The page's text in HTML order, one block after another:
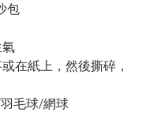
包
氣
在紙上，然後撕碎，
毛球/網球